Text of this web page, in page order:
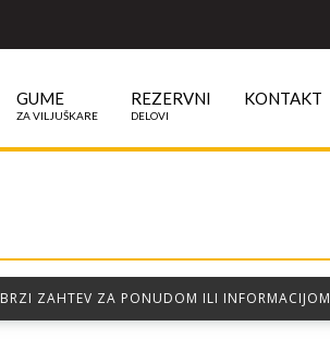
GUME
ZA VILJUŠKARE
REZERVNI
DELOVI
KONTAKT
BRZI ZAHTEV ZA PONUDOM ILI INFORMACIJOM